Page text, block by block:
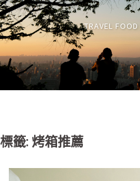
TRAVEL FOOD
標籤: 烤箱推薦